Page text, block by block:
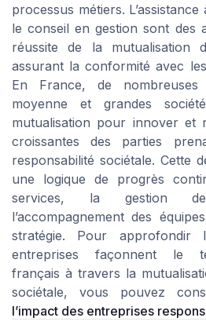
processus métiers.
le conseil en gestion sont des
réussite de la mutualisation
assurant la conformité avec
En France, de
moyenne et grandes
mutualisation pour innover et
croissantes des parties
responsabilité sociétale. Cette
une logique de progrès
services, la gestion
l’accompagnement des
stratégie. Pour
entreprises façonnent le
français à travers la
sociétale, vous pouvez
l’impact des entreprises